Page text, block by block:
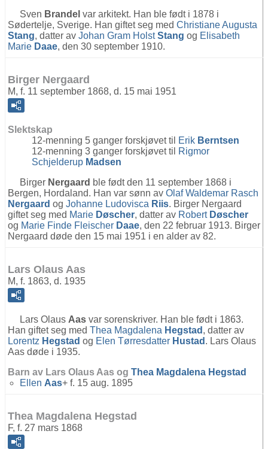
Sven Brandel var arkitekt. Han ble født i 1878 i
Sødertelje, Sverige. Han giftet seg med Christiane Augusta
Stang, datter av Johan Gram HolstStang og Elisabeth
Marie Daae, den 30 september 1910.
Birger Nergaard
M, f. 11 september 1868, d. 15 mai 1951
Slektskap
12-menning 5 ganger forskjøvet til
Erik Berntsen
12-menning 3 ganger forskjøvet til
Rigmor
Schjelderup Madsen
Birger Nergaard ble født den 11 september 1868 i
Bergen, Hordaland. Han var sønn av Olaf Waldemar Rasch
Nergaard og Johanne Ludovisca Riis. Birger Nergaard
giftet seg med Marie Døscher, datter av Robert Døscher
og Marie Finde Fleischer Daae, den 22 februar 1913. Birger
Nergaard døde den 15 mai 1951 i en alder av 82.
Lars Olaus Aas
M, f. 1863, d. 1935
Lars Olaus Aas var sorenskriver. Han ble født i 1863.
Han giftet seg med Thea Magdalena Hegstad , datter av
Lorentz Hegstad og Elen Tørresdatter Hustad . Lars Olaus
Aas døde i 1935.
Barn av Lars Olaus Aas og Thea Magdalena Hegstad
Ellen Aas+ f. 15 aug. 1895
Thea Magdalena Hegstad
F, f. 27 mars 1868